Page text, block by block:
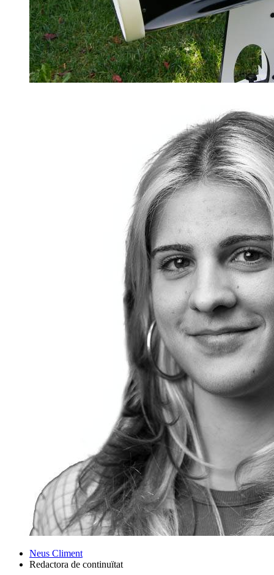
Neus Climent
Redactora de continuïtat